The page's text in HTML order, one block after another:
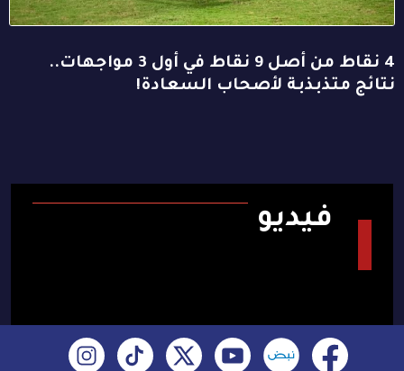
4 نقاط من أصل 9 نقاط في أول 3 مواجهات..
نتائج متذبذبة لأصحاب السعادة!
فيديو